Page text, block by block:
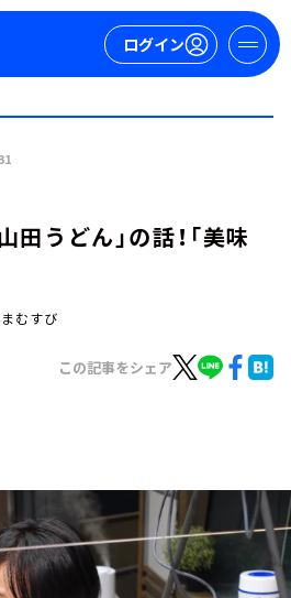
ログイン
田うどん」の話！「美味
むすび
この記事をシェア